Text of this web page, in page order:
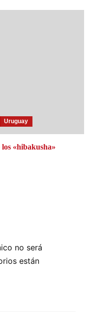
Uruguay
«hibakusha»
no será
están